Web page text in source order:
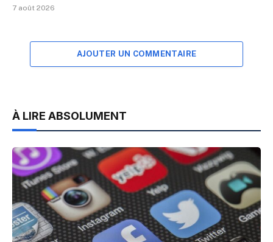
7 août 2026
AJOUTER UN COMMENTAIRE
À LIRE ABSOLUMENT